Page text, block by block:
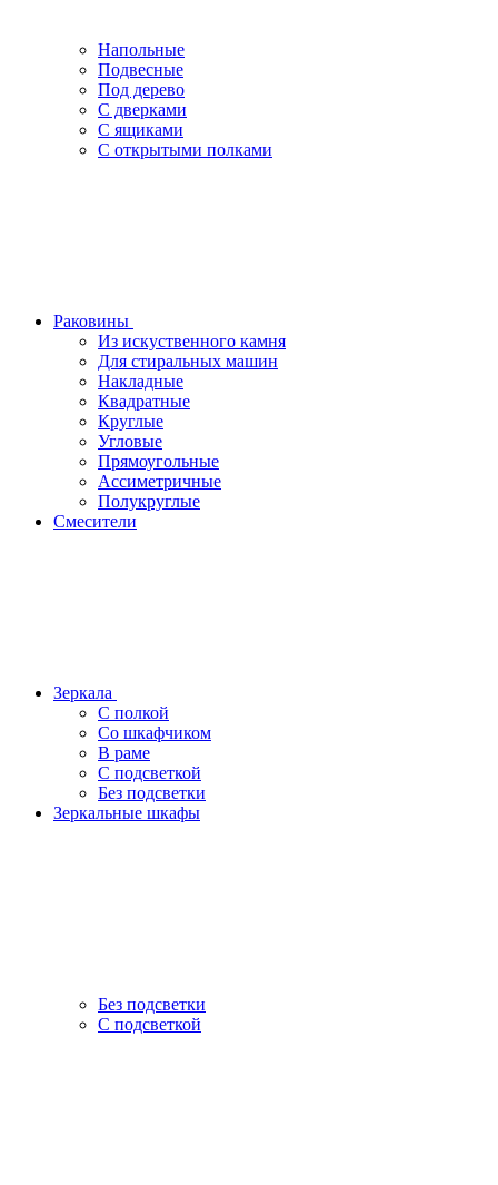
Напольные
Подвесные
Под дерево
С дверками
С ящиками
С открытыми полками
Раковины
Из искуственного камня
Для стиральных машин
Накладные
Квадратные
Круглые
Угловые
Прямоугольные
Ассиметричные
Полукруглые
Смесители
Зеркала
С полкой
Со шкафчиком
В раме
С подсветкой
Без подсветки
Зеркальные шкафы
Без подсветки
С подсветкой